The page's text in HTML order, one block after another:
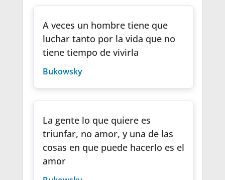
A veces un hombre tiene que
luchar tanto por la vida que no
tiene tiempo de vivirla
Bukowsky
La gente lo que quiere es
triunfar, no amor, y una de las
cosas en que puede hacerlo es el
amor